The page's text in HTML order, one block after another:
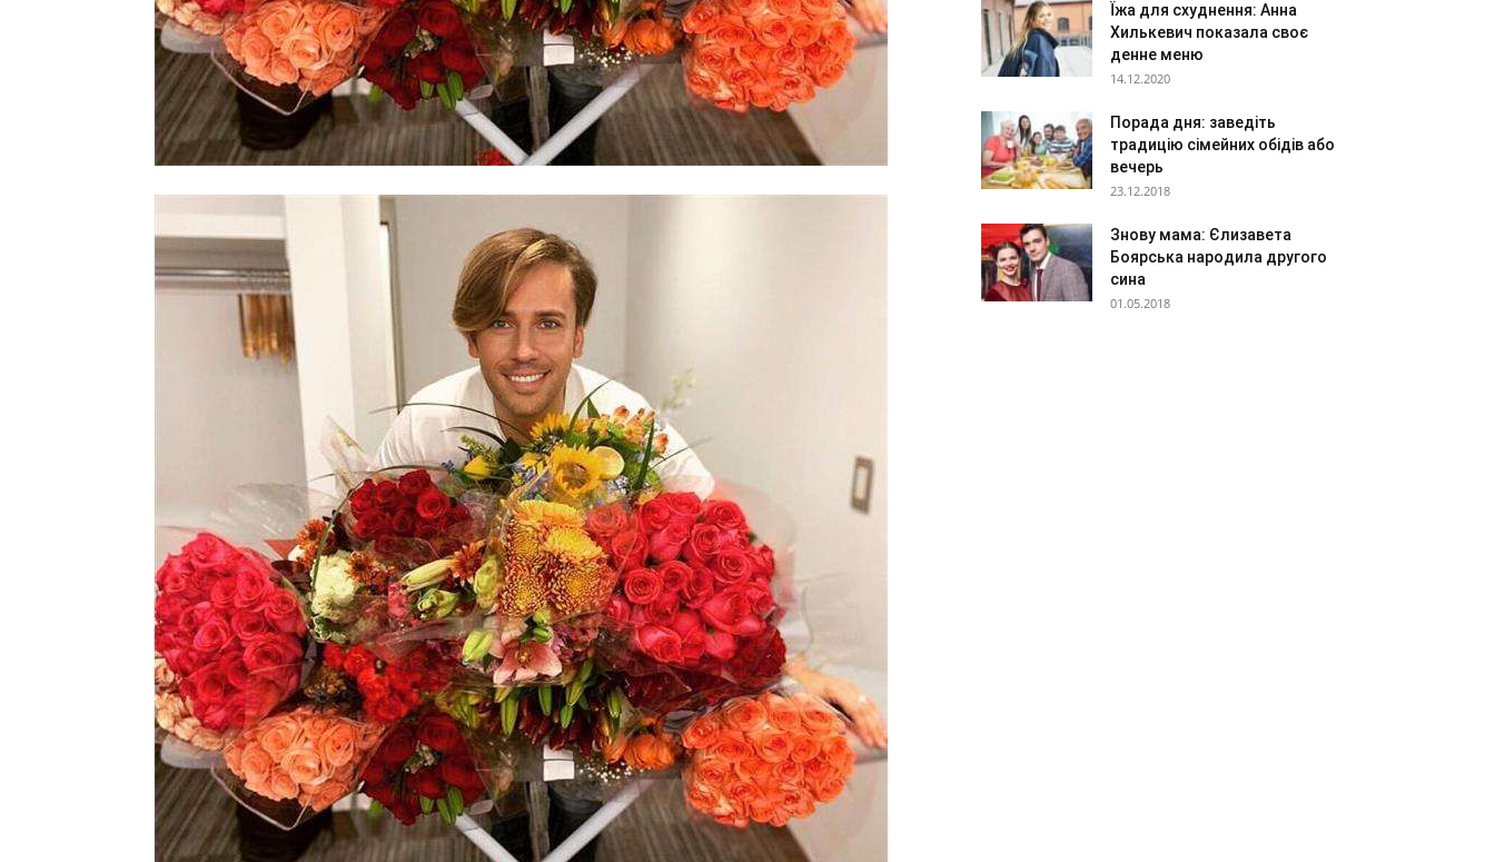
Їжа для схуднення: Анна
Хилькевич показала своє
денне меню
14.12.2020
Порада дня: заведіть
традицію сімейних обідів або
вечерь
23.12.2018
Знову мама: Єлизавета
Боярська народила другого
сина
01.05.2018